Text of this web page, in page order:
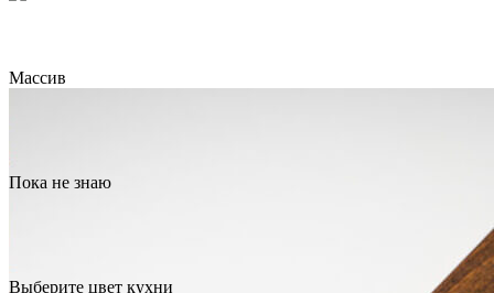
Массив
Пока не знаю
Выберите цвет кухни